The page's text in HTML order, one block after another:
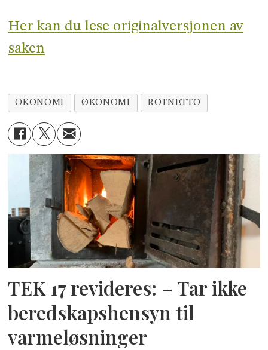
Her kan du lese originalversjonen av
saken
OKONOMI ØKONOMI ROTNETTO
TEK 17 revideres: – Tar ikke
beredskapshensyn til
varmeløsninger